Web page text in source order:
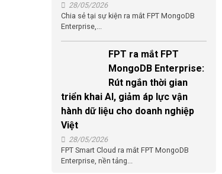
28/05/2026
Chia sẻ tại sự kiện ra mắt FPT MongoDB
Enterprise,...
FPT ra mắt FPT
MongoDB Enterprise:
Rút ngắn thời gian
triển khai AI, giảm áp lực vận
hành dữ liệu cho doanh nghiệp
Việt
28/05/2026
FPT Smart Cloud ra mắt FPT MongoDB
Enterprise, nền tảng...